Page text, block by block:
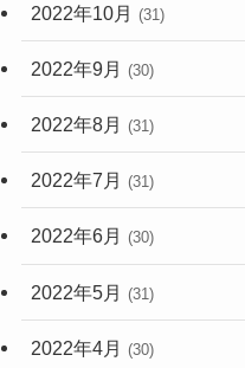
2022年10月 (31)
2022年9月 (30)
2022年8月 (31)
2022年7月 (31)
2022年6月 (30)
2022年5月 (31)
2022年4月 (30)